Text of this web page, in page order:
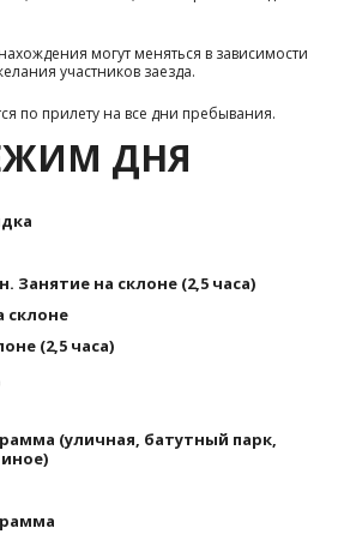
батутного парка
могут меняться в зависимости
участников заезда.
по прилету на все дни пребывания.
ДНЯ
Занятие на склоне (2,5 часа)
склоне
(2,5 часа)
(уличная, батутный парк,